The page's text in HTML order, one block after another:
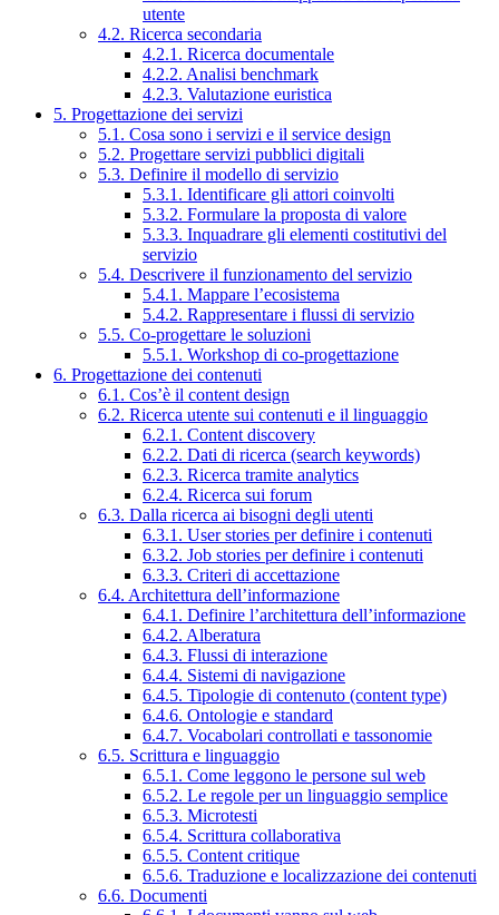
utente
4.2. Ricerca secondaria
4.2.1. Ricerca documentale
4.2.2. Analisi benchmark
4.2.3. Valutazione euristica
5. Progettazione dei servizi
5.1. Cosa sono i servizi e il service design
5.2. Progettare servizi pubblici digitali
5.3. Definire il modello di servizio
5.3.1. Identificare gli attori coinvolti
5.3.2. Formulare la proposta di valore
5.3.3. Inquadrare gli elementi costitutivi del
servizio
5.4. Descrivere il funzionamento del servizio
5.4.1. Mappare l’ecosistema
5.4.2. Rappresentare i flussi di servizio
5.5. Co-progettare le soluzioni
5.5.1. Workshop di co-progettazione
6. Progettazione dei contenuti
6.1. Cos’è il content design
6.2. Ricerca utente sui contenuti e il linguaggio
6.2.1. Content discovery
6.2.2. Dati di ricerca (search keywords)
6.2.3. Ricerca tramite analytics
6.2.4. Ricerca sui forum
6.3. Dalla ricerca ai bisogni degli utenti
6.3.1. User stories per definire i contenuti
6.3.2. Job stories per definire i contenuti
6.3.3. Criteri di accettazione
6.4. Architettura dell’informazione
6.4.1. Definire l’architettura dell’informazione
6.4.2. Alberatura
6.4.3. Flussi di interazione
6.4.4. Sistemi di navigazione
6.4.5. Tipologie di contenuto (content type)
6.4.6. Ontologie e standard
6.4.7. Vocabolari controllati e tassonomie
6.5. Scrittura e linguaggio
6.5.1. Come leggono le persone sul web
6.5.2. Le regole per un linguaggio semplice
6.5.3. Microtesti
6.5.4. Scrittura collaborativa
6.5.5. Content critique
6.5.6. Traduzione e localizzazione dei contenuti
6.6. Documenti